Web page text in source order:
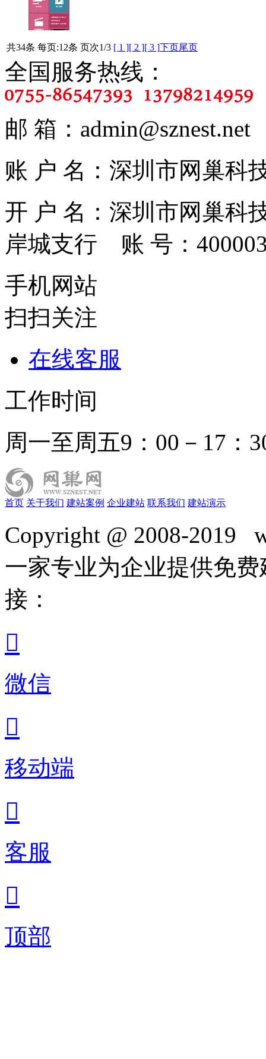
共34条 每页:12条 页次1/3 [ 1 ][ 2 ][ 3 ]下页尾页
全国服务热线：
邮 箱：
账 户 名：深圳市网巢科
开 户 名：深圳市网巢科
岸城支行 账 号：
手机网站
扫扫关注
在线客服
工作时间
周一至周五9：00－17：
首页 关于我们 建站案例 企业建站 联系我们 建站演示
Copyright @ 2008-2019
一家专业为企业提供免
接：

微信

移动端

客服

顶部